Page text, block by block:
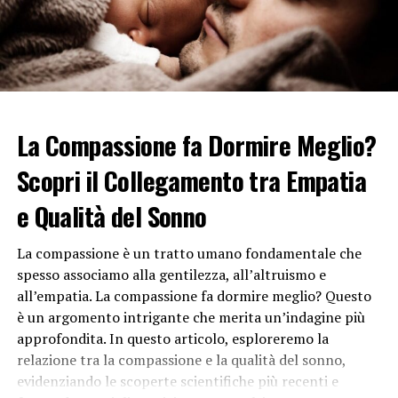
di esplorare il mondo dell’inconscio. Gli artisti
surrealisti cercavano di rivelare la verità nascosta della
mente umana attraverso immagini e simboli enigmatici.
Questo si traduce spesso in opere d’arte che sfidano le
L’uso del disegno automatico è un altro aspetto
significativo del surrealismo. Gli artisti spesso si
affidavano all’automatismo per creare opere d’arte
senza premeditazione o controllo cosciente,
permettendo così all’inconscio di emergere
liberamente. Questo metodo di creazione artistica è
stato visto come un modo per esplorare i recessi più
profondi della mente umana.
Gli artisti surrealisti erano anche noti per l’uso di
simboli ricorrenti e motivi iconici nelle loro opere. Tra i
più comuni si trovano gli orologi molli di Salvador Dalí,
La Compassione fa Dormire Meglio?
Scopri il Collegamento tra Empatia
e Qualità del Sonno
La compassione è un tratto umano fondamentale che
spesso associamo alla gentilezza, all’altruismo e
all’empatia. La compassione fa dormire meglio? Questo
è un argomento intrigante che merita un’indagine più
approfondita. In questo articolo, esploreremo la
relazione tra la compassione e la qualità del sonno,
evidenziando le scoperte scientifiche più recenti e